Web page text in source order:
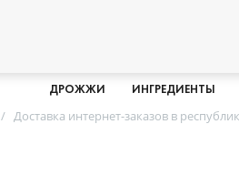
ДРОЖЖИ ИНГРЕДИЕНТЫ
Доставка интернет-заказов в